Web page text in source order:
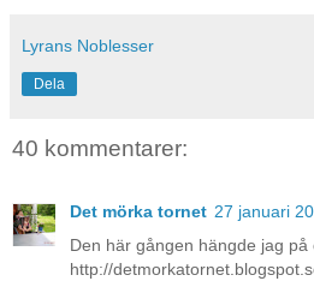
Lyrans Noblesser
Dela
40 kommentarer:
Det mörka tornet 27 januari
Den här gången hängde jag på
http://